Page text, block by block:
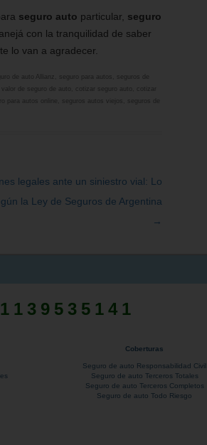
seguro auto particular, seguro
con la tranquilidad de saber
lo van a agradecer.
de auto Allianz
de seguro de auto cotizar seguro auto
cotizar
legales ante un siniestro vial: Lo
la Ley de Seguros de Argentina
→
1139535141
Coberturas
Seguro de auto Responsabilidad Civil
Seguro de auto Terceros Totales
Seguro de auto Terceros Completos
Seguro de auto Todo Riesgo